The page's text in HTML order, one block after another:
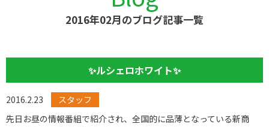
2016年02月のブログ記事一覧
✨ルシェロホワイト✨
2016.2.23
スタッフ
先日お昼の情報番組で紹介され、全国的に品薄となっている新商